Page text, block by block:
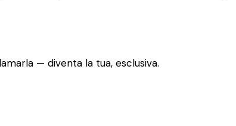
— diventa la tua, esclusiva.